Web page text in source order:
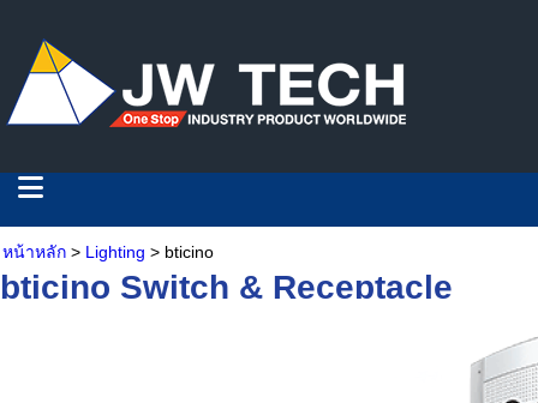
หน้าหลัก > Lighting > bticino
bticino Switch & Receptacle